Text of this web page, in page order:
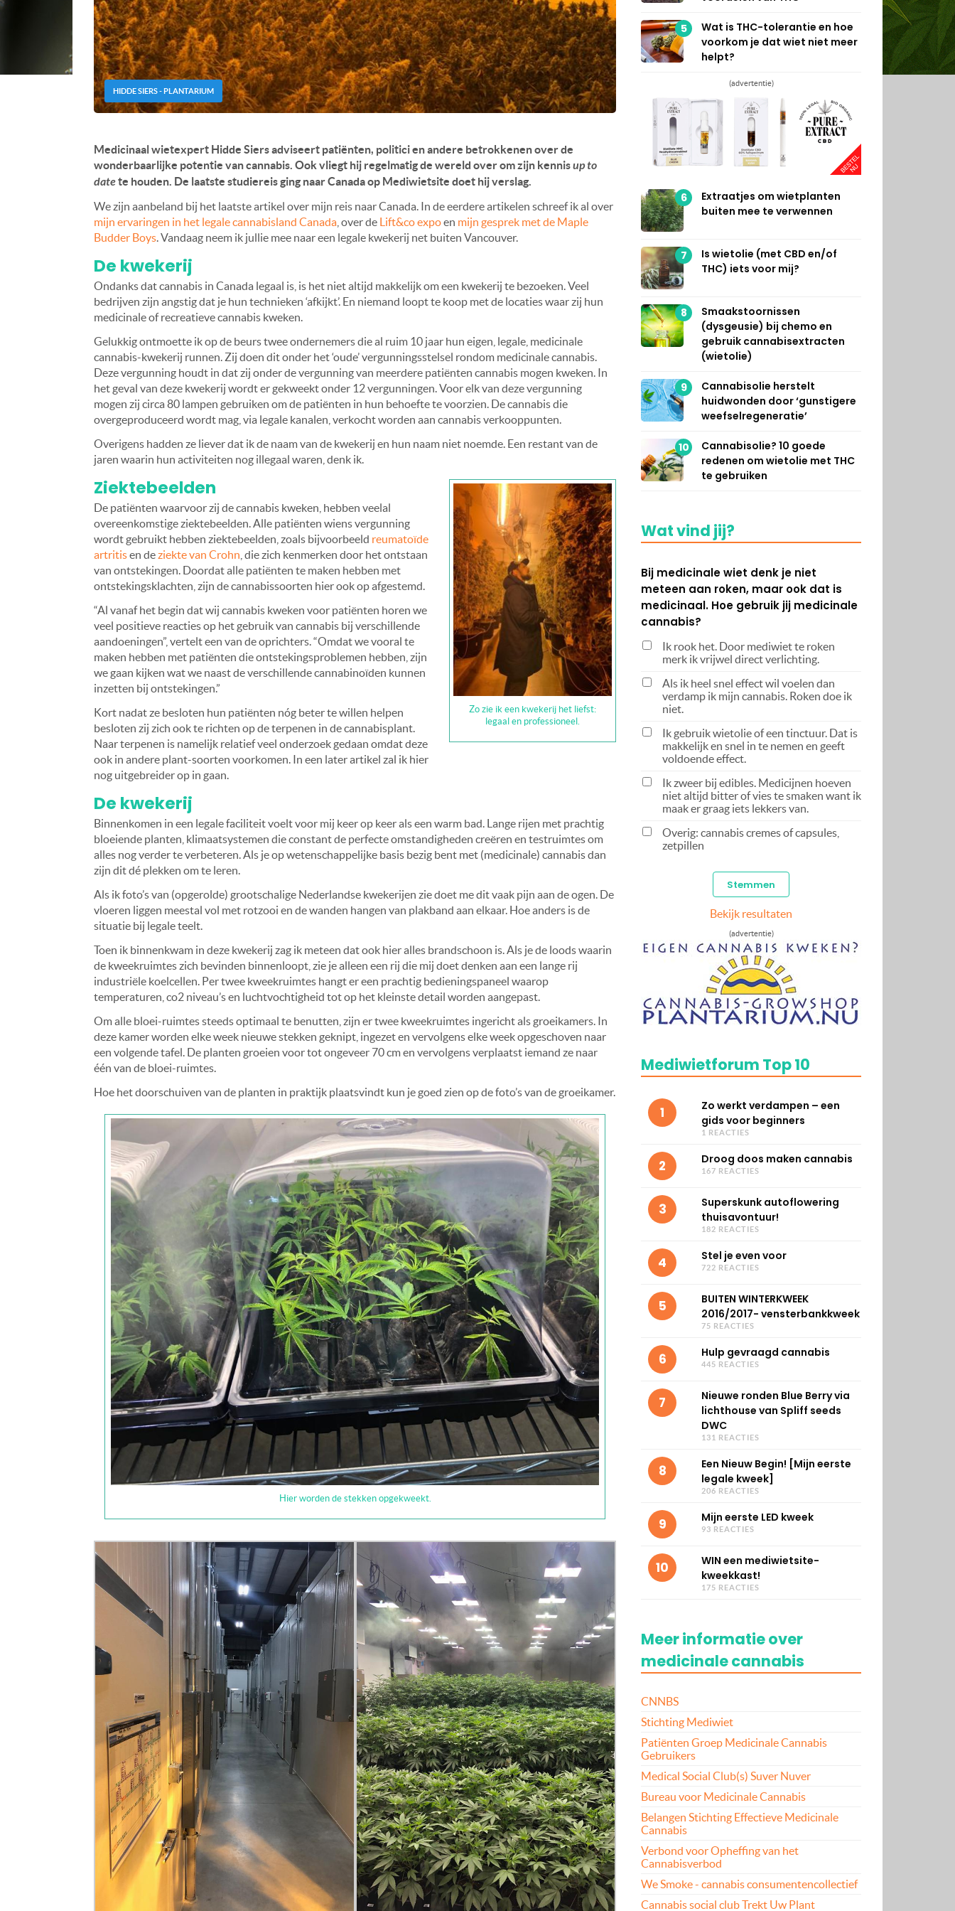
HIDDE SIERS - PLANTARIUM
Medicinaal wietexpert Hidde Siers adviseert patiënten, politici en andere betrokkenen over de
wonderbaarlijke potentie van cannabis. Ook vliegt hij regelmatig de wereld over om zijn kennisup to
datete houden. De laatste studiereis ging naar Canada op Mediwietsite doet hij verslag.
We zijn aanbeland bij het laatste artikel over mijn reis naar Canada. In de eerdere artikelen schreef ik al over
mijn ervaringen in het legale cannabisland Canada , over de Lift&co expoen mijn gesprek met de Maple
Budder Boys. Vandaag neem ik jullie mee naar een legale kwekerij net buiten Vancouver.
De kwekerij
Ondanks dat cannabis in Canada legaal is, is het niet altijd makkelijk om een kwekerij te bezoeken. Veel
bedrijven zijn angstig dat je hun technieken ‘afkijkt’. En niemand loopt te koop met de locaties waar zij hun
medicinale of recreatieve cannabis kweken.
Gelukkig ontmoette ik op de beurs twee ondernemers die al ruim 10 jaar hun eigen, legale, medicinale
cannabis-kwekerij runnen. Zij doen dit onder het ‘oude’ vergunningsstelsel rondom medicinale cannabis.
Deze vergunning houdt in dat zij onder de vergunning van meerdere patiënten cannabis mogen kweken. In
het geval van deze kwekerij wordt er gekweekt onder 12 vergunningen. Voor elk van deze vergunning
mogen zij circa 80 lampen gebruiken om de patiënten in hun behoefte te voorzien. De cannabis die
overgeproduceerd wordt mag, via legale kanalen, verkocht worden aan cannabis verkooppunten.
Overigens hadden ze liever dat ik de naam van de kwekerij en hun naam niet noemde. Een restant van de
jaren waarin hun activiteiten nog illegaal waren, denk ik.
Zo zie ik een kwekerij het liefst:
legaal en professioneel.
Ziektebeelden
De patiënten waarvoor zij de cannabis kweken, hebben veelal
overeenkomstige ziektebeelden. Alle patiënten wiens vergunning
wordt gebruikt hebben ziektebeelden, zoals bijvoorbeeld reumatoïde
artritisen deziekte van Crohn , die zich kenmerken door het ontstaan
van ontstekingen. Doordat alle patiënten te maken hebben met
ontstekingsklachten, zijn de cannabissoorten hier ook op afgestemd.
“Al vanaf het begin dat wij cannabis kweken voor patiënten horen we
veel positieve reacties op het gebruik van cannabis bij verschillende
aandoeningen”, vertelt een van de oprichters. “Omdat we vooral te
maken hebben met patiënten die ontstekingsproblemen hebben, zijn
we gaan kijken wat we naast de verschillende cannabinoïden kunnen
inzetten bij ontstekingen.”
Kort nadat ze besloten hun patiënten nóg beter te willen helpen
besloten zij zich ook te richten op de terpenen in de cannabisplant.
Naar terpenen is namelijk relatief veel onderzoek gedaan omdat deze
ook in andere plant-soorten voorkomen. In een later artikel zal ik hier
nog uitgebreider op in gaan.
De kwekerij
Binnenkomen in een legale faciliteit voelt voor mij keer op keer als een warm bad. Lange rijen met prachtig
bloeiende planten, klimaatsystemen die constant de perfecte omstandigheden creëren en testruimtes om
alles nog verder te verbeteren. Als je op wetenschappelijke basis bezig bent met (medicinale) cannabis dan
zijn dit dé plekken om te leren.
Als ik foto’s van (opgerolde) grootschalige Nederlandse kwekerijen zie doet me dit vaak pijn aan de ogen. De
vloeren liggen meestal vol met rotzooi en de wanden hangen van plakband aan elkaar. Hoe anders is de
situatie bij legale teelt.
Toen ik binnenkwam in deze kwekerij zag ik meteen dat ook hier alles brandschoon is. Als je de loods waarin
de kweekruimtes zich bevinden binnenloopt, zie je alleen een rij die mij doet denken aan een lange rij
industriële koelcellen. Per twee kweekruimtes hangt er een prachtig bedieningspaneel waarop
temperaturen, co2 niveau’s en luchtvochtigheid tot op het kleinste detail worden aangepast.
Om alle bloei-ruimtes steeds optimaal te benutten, zijn er twee kweekruimtes ingericht als groeikamers. In
deze kamer worden elke week nieuwe stekken geknipt, ingezet en vervolgens elke week opgeschoven naar
een volgende tafel. De planten groeien voor tot ongeveer 70 cm en vervolgens verplaatst iemand ze naar
één van de bloei-ruimtes.
Hoe het doorschuiven van de planten in praktijk plaatsvindt kun je goed zien op de foto’s van de groeikamer.
Hier worden de stekken opgekweekt.
5
Wat is THC-tolerantie en hoe
voorkom je dat wiet niet meer
helpt?
(advertentie)
6
Extraatjes om wietplanten
buiten mee te verwennen
7
Is wietolie (met CBD en/of
THC) iets voor mij?
8
Smaakstoornissen
(dysgeusie) bij chemo en
gebruik cannabisextracten
(wietolie)
9
Cannabisolie herstelt
huidwonden door ‘gunstigere
weefselregeneratie’
10
Cannabisolie? 10 goede
redenen om wietolie met THC
te gebruiken
Wat vind jij?
Bij medicinale wiet denk je niet
meteen aan roken, maar ook dat is
medicinaal. Hoe gebruik jij medicinale
cannabis?
Ik rook het. Door mediwiet te roken
merk ik vrijwel direct verlichting.
Als ik heel snel effect wil voelen dan
verdamp ik mijn cannabis. Roken doe ik
niet.
Ik gebruik wietolie of een tinctuur. Dat is
makkelijk en snel in te nemen en geeft
voldoende effect.
Ik zweer bij edibles. Medicijnen hoeven
niet altijd bitter of vies te smaken want ik
maak er graag iets lekkers van.
Overig: cannabis cremes of capsules,
zetpillen
Bekijk resultaten
(advertentie)
Mediwietforum Top 10
1
Zo werkt verdampen – een
gids voor beginners
1 REACTIES
2 Droog doos maken cannabis
167 REACTIES
3
Superskunk autoflowering
thuisavontuur!
182 REACTIES
4 Stel je even voor
722 REACTIES
5
BUITEN WINTERKWEEK
2016/2017- vensterbankkweek
75 REACTIES
6 Hulp gevraagd cannabis
445 REACTIES
7
Nieuwe ronden Blue Berry via
lichthouse van Spliff seeds
DWC
131 REACTIES
8
Een Nieuw Begin! [Mijn eerste
legale kweek]
206 REACTIES
9 Mijn eerste LED kweek
93 REACTIES
10
WIN een mediwietsite-
kweekkast!
175 REACTIES
Meer informatie over
medicinale cannabis
CNNBS
Stichting Mediwiet
Patiënten Groep Medicinale Cannabis
Gebruikers
Medical Social Club(s) Suver Nuver
Bureau voor Medicinale Cannabis
Belangen Stichting Effectieve Medicinale
Cannabis
Verbond voor Opheffing van het
Cannabisverbod
We Smoke - cannabis consumentencollectief
Cannabis social club Trekt Uw Plant